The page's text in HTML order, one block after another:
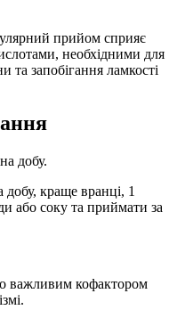
прийом сприяє
необхідними для
та запобігання ламкості
добу.
добу, краще вранці, 1
або соку та приймати за
важливим кофактором